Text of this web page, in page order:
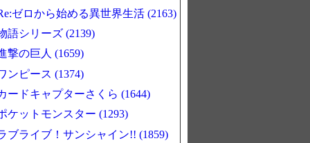
ゼロから始める異世界生活 (2163)
語シリーズ (2139)
撃の巨人 (1659)
ンピース (1374)
ードキャプターさくら (1644)
ケットモンスター (1293)
ブライブ！サンシャイン!! (1859)